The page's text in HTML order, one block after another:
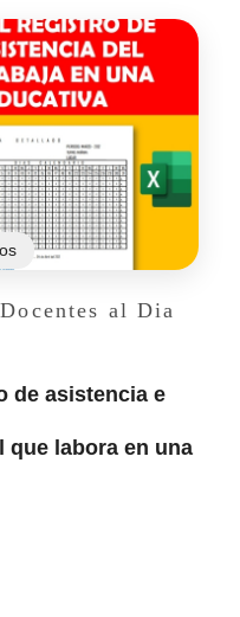
Docentes al Dia
de asistencia e
que labora en una